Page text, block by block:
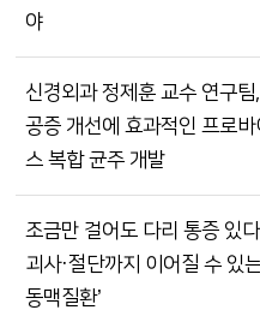
야
신경외과 정제훈 교수 연구팀
공증 개선에 효과적인 프로바
스 복합 균주 개발
조금만 걸어도 다리 통증 있다
괴사·절단까지 이어질 수 있
동맥질환’